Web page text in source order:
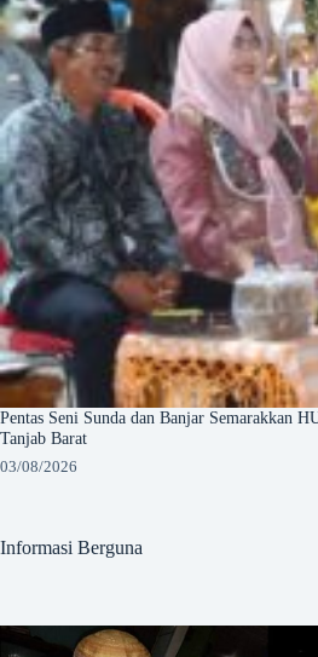
Pentas Seni Sunda dan Banjar Semarakkan
Tanjab Barat
03/08/2026
Informasi Berguna